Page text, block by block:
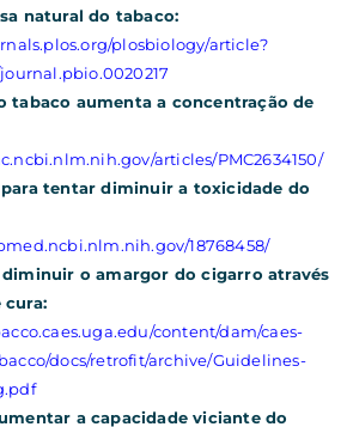
natural do tabaco:
plosbiology/article?
journal.pbio.0020217
tabaco aumenta a concentração de
articles/PMC2634150/
tentar diminuir a toxicidade do
18768458/
diminuir o amargor do cigarro através
cura:
content/dam/caes-
docs/retrofit/archive/Guidelines-
a capacidade viciante do